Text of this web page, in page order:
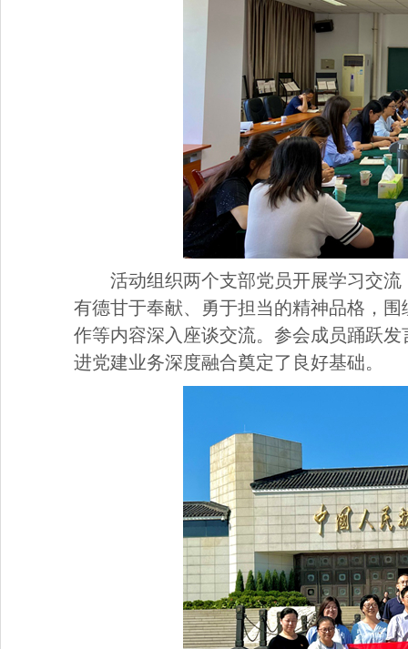
活动组织两个支部党员开展学习交
有德甘于奉献、勇于担当的精神品格，
作等内容深入座谈交流。参会成员踊跃
进党建业务深度融合奠定了良好基础。